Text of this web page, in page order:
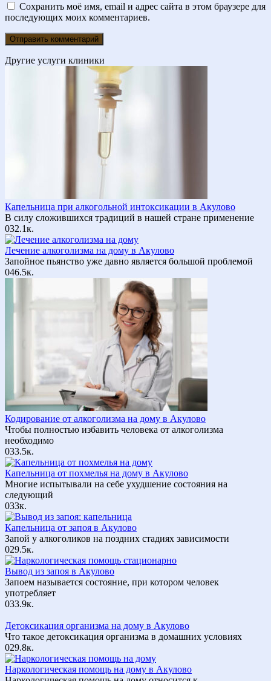
Сохранить моё имя, email и адрес сайта в этом браузере для
последующих моих комментариев.
Другие услуги клиники
Капельница при алкогольной интоксикации в Акулово
В силу сложившихся традиций в нашей стране применение
032.1к.
Лечение алкоголизма на дому в Акулово
Запойное пьянство уже давно является большой проблемой
046.5к.
Кодирование от алкоголизма на дому в Акулово
Чтобы полностью избавить человека от алкоголизма
необходимо
033.5к.
Капельница от похмелья на дому в Акулово
Многие испытывали на себе ухудшение состояния на
следующий
033к.
Капельница от запоя в Акулово
Запой у алкоголиков на поздних стадиях зависимости
029.5к.
Вывод из запоя в Акулово
Запоем называется состояние, при котором человек
употребляет
033.9к.
Детоксикация организма на дому в Акулово
Что такое детоксикация организма в домашних условиях
029.8к.
Наркологическая помощь на дому в Акулово